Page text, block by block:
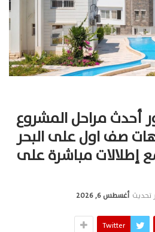
أحدث مراحل المشروع
صف اول على البحر
إطلالات مباشرة على
تحديث أغسطس 6, 2026
Twitter